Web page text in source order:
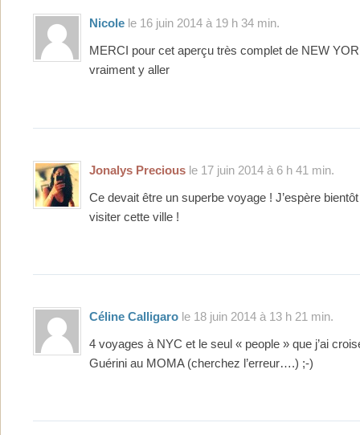
Nicole le 16 juin 2014 à 19 h 34 min.
MERCI pour cet aperçu très complet de NEW
vraiment y aller
Jonalys Precious le 17 juin 2014 à 6 h 41 min.
Ce devait être un superbe voyage ! J’espère
visiter cette ville !
Céline Calligaro le 18 juin 2014 à 13 h 21 min.
4 voyages à NYC et le seul « people » que j’ai
Guérini au MOMA (cherchez l’erreur….) ;-)